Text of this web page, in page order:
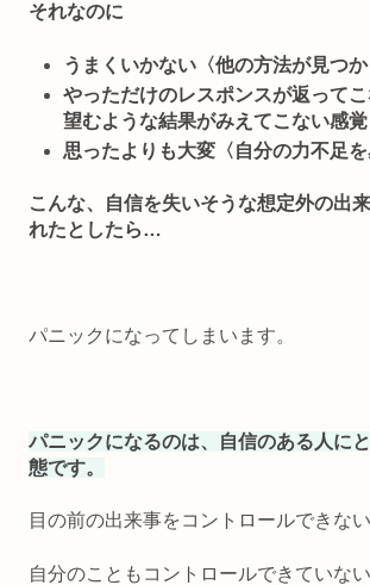
それなのに
うまくいかない〈他の方法が見つか
やっただけのレスポンスが返って
望むような結果がみえてこない感覚
思ったよりも大変〈自分の力不足を
こんな、自信を失いそうな想定外の出
れたとしたら…
パニックになってしまいます。
パニックになるのは、自信のある人に
態です。
目の前の出来事をコントロールできな
自分のこともコントロールできていな